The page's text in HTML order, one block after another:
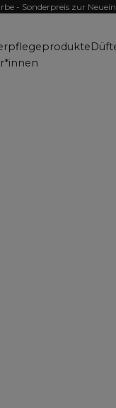
- Sonderpreis zur